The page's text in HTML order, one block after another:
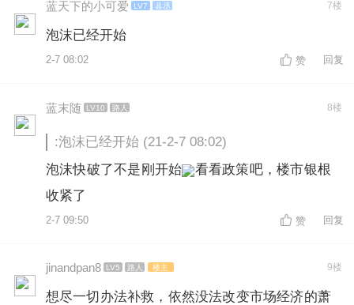
蓝天下的小可爱 LV7 县丞 7楼
泡沫已经开始
2-7 08:02 赞 回复
蓝末随 LV10 路人 8楼
:泡沫已经开始 (21-2-7 08:02)
泡沫快破了不是刚开始
看看政策吧，楼市银根
收紧了
2-7 09:50 赞 回复
jinandpan8 LV5 路人 楼主 9楼
想尽一切办法补救，依然没法改变市场经济的萧